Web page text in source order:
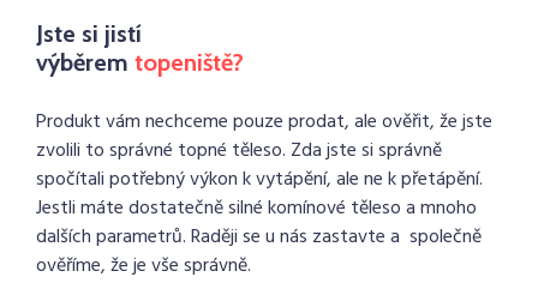
Jste si jistí
výběrem topeniště?
Produkt vám nechceme pouze prodat, ale ověřit, že jste
zvolili to správné topné těleso. Zda jste si správně
spočítali potřebný výkon k vytápění, ale ne k přetápění.
Jestli máte dostatečně silné komínové těleso a mnoho
dalších parametrů. Raději se u nás zastavte a společně
ověříme, že je vše správně.